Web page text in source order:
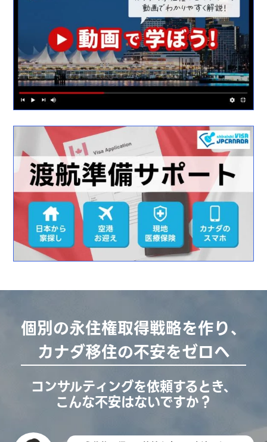
個別の永住権取得戦略を作り、
カナダ移住の不安をゼロへ
コンサルティングを依頼するとき、
こんな不安はないですか？